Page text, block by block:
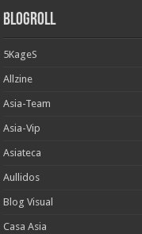
Blogroll
5KageS
Allzine
Asia-Team
Asia-Vip
Asiateca
Aullidos
Blog Visual
Casa Asia